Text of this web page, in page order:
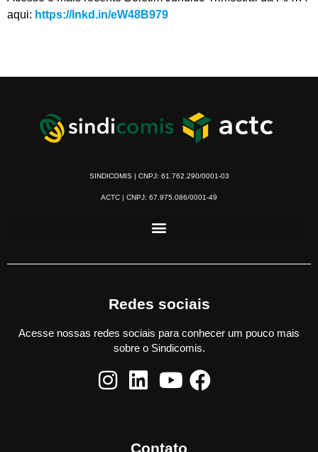
aqui: https://lnkd.in/eW48B979
SINDICOMIS | CNPJ: 61.762.290/0001-03
ACTC | CNPJ: 67.975.086/0001-49
Redes sociais
Acesse nossas redes sociais para conhecer um pouco mais
sobre o Sindicomis.
Contato